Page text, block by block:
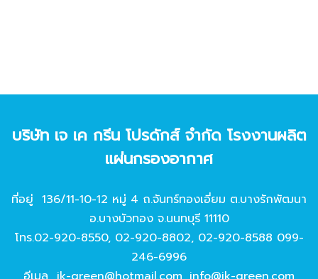
บริษัท เจ เค กรีน โปรดักส์ จํากัด โรงงานผลิต
แผ่นกรองอากาศ
ที่อยู่ 136/11-10-12 หมู่ 4 ถ.จันทร์ทองเอี่ยม ต.บางรักพัฒนา
อ.บางบัวทอง จ.นนทบุรี 11110
โทร.02-920-8550, 02-920-8802, 02-920-8588 099-
246-6996